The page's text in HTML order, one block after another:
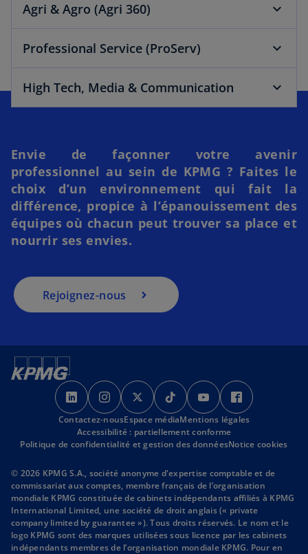
Agri & Agro (Agri 360)
Professional Service (ProServ)
High Tech, Media & Communication
Envie de façonner votre avenir
professionnel au sein de KPMG ? Faites le
choix d’un environnement qui fait la
différence, propice à l’épanouissement des
équipes où chacun peut trouver sa place et
nourrir ses envies.
Rejoignez-nous
s
’
o
u
r
e
d
a
n
s
’
o
u
r
e
d
a
n
s
’
o
u
r
e
d
a
n
s
’
o
u
r
e
d
a
n
s
’
o
u
r
e
d
a
n
’
r
e
d
a
n
Contactez-nousEspace médiaMentions légales
Accessibilité : partiellement conforme
Politique de confidentialité et gestion des donnéesNotice cookies
© 2026 KPMG S.A., société anonyme d'expertise comptable et de
commissariat aux comptes, membre français de l’organisation
mondiale KPMG constituée de cabinets indépendants affiliés à KPMG
International Limited, une société de droit anglais (« private
company limited by guarantee »). Tous droits réservés. Le nom et le
logo KPMG sont des marques utilisées sous licence par les cabinets
indépendants membres de l’organisation mondiale KPMG. Pour en